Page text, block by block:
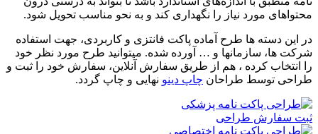
محتواهای مورد نیاز را نگهداری کند و به نحو مناسب تحویل شود.
در این دسته ها طرح آماده پاکت فانتزی و کاربردی، جهت استفاده
شرکت ها، سازمانها و … آورده شده. میتوانید طرح مورد نظر خود
را انتخاب کرده ، هم از طریق سفارش آنلاین، سفارش خود را ثبت و
طراحی توسط طراحان چاپ دینو نهایی و چاپ گردد.
ثبت سفارش طراحی